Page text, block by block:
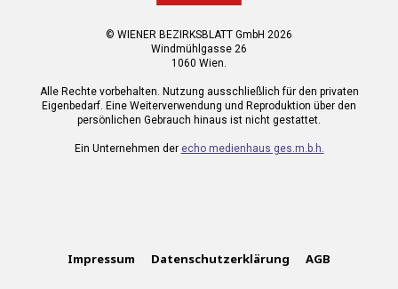
© WIENER BEZIRKSBLATT GmbH 2026
Windmühlgasse 26
1060 Wien.
Alle Rechte vorbehalten. Nutzung ausschließlich für den privaten
Eigenbedarf. Eine Weiterverwendung und Reproduktion über den
persönlichen Gebrauch hinaus ist nicht gestattet.
Ein Unternehmen der echo medienhaus ges.m.b.h.
Impressum Datenschutzerklärung AGB